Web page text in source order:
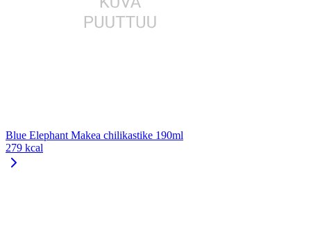
Blue Elephant Makea chilikastike 190ml
279 kcal